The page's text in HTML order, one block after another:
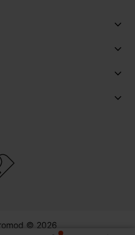
© 2026